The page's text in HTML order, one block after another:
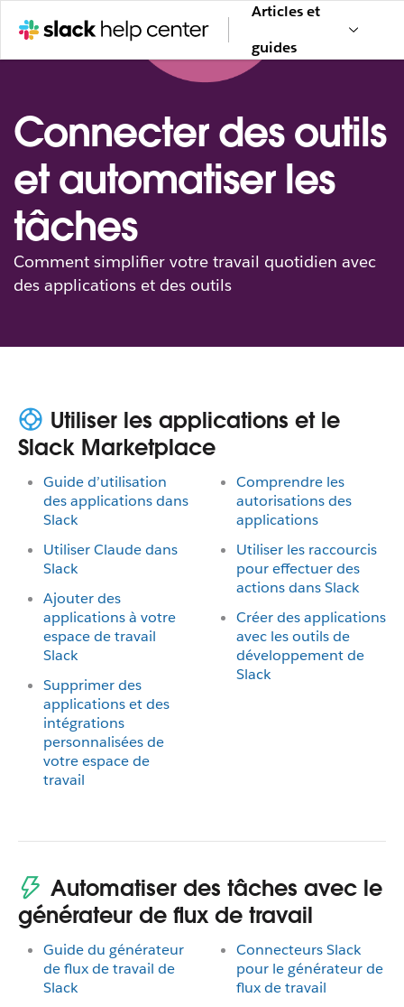
Articles et
guides
Connecter des outils
et automatiser les
tâches
Comment simplifier votre travail quotidien avec
des applications et des outils
Utiliser les applications et le
Slack Marketplace
Guide d’utilisation
des applications dans
Slack
Utiliser Claude dans
Slack
Ajouter des
applications à votre
espace de travail
Slack
Supprimer des
applications et des
intégrations
personnalisées de
votre espace de
travail
Comprendre les
autorisations des
applications
Utiliser les raccourcis
pour effectuer des
actions dans Slack
Créer des applications
avec les outils de
développement de
Slack
Automatiser des tâches avec le
générateur de flux de travail
Guide du générateur
de flux de travail de
Slack
Connecteurs Slack
pour le générateur de
flux de travail